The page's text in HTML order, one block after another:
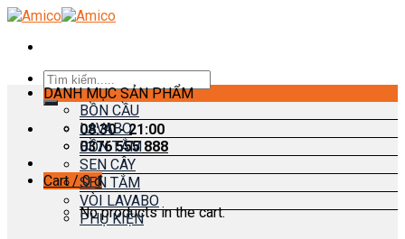
Skip
content
Search
for:
08:30 - 21:00
0376 555 888
Cart /0₫
No products in the cart.
DANH MỤC SẢN PHẨM
BỒN CẦU
LAVABO
BỒN TẮM
SEN CÂY
SEN TẮM
VÒI LAVABO
PHỤ KIỆN